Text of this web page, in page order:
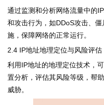
通过监测和分析网络流量中的
和攻击行为，如DDoS攻击、
施，保障网络的正常运行。
2.4 IP地址地理定位与风险评估
利用IP地址的地理定位技术，
置分析，评估其风险等级，帮
威胁。